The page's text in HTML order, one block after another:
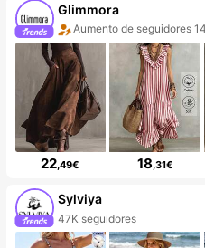
Glimmora
Aumento de seguidores
22,49€ 18,31€
Sylviya
47K seguidores